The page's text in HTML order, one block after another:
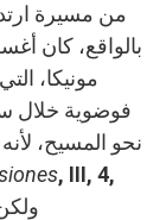
من مسيرة
بالواقع، كان
مونيكا،
فوضوية خلال
نحو المسيح،
, III, 4,